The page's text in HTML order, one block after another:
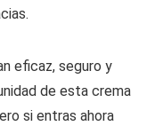
eficaz, seguro y
de esta crema
si entras ahora